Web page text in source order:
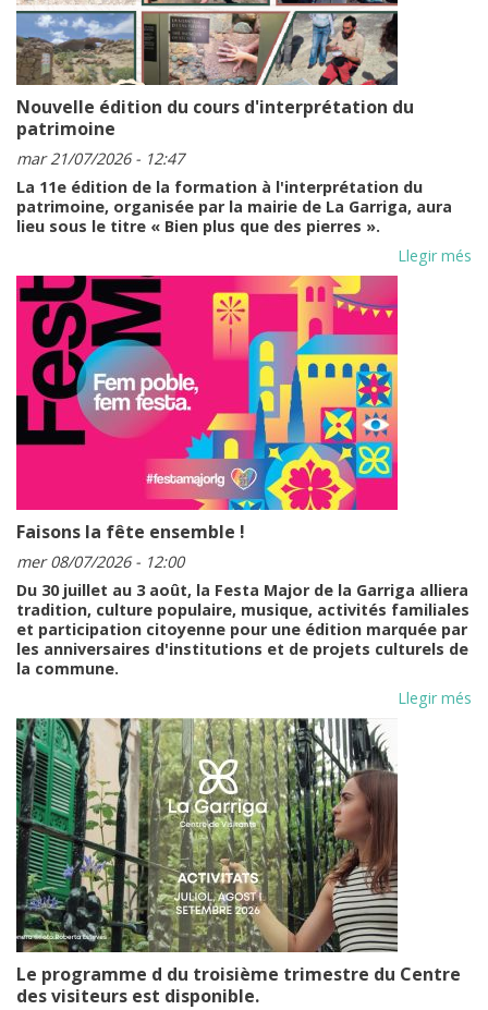
Nouvelle édition du cours d'interprétation du
patrimoine
mar 21/07/2026 - 12:47
La 11e édition de la formation à l'interprétation du
patrimoine, organisée par la mairie de La Garriga, aura
lieu sous le titre « Bien plus que des pierres ».
Llegir més
Faisons la fête ensemble !
mer 08/07/2026 - 12:00
Du 30 juillet au 3 août, la Festa Major de la Garriga alliera
tradition, culture populaire, musique, activités familiales
et participation citoyenne pour une édition marquée par
les anniversaires d'institutions et de projets culturels de
la commune.
Llegir més
Le programme d du troisième trimestre du Centre
des visiteurs est disponible.